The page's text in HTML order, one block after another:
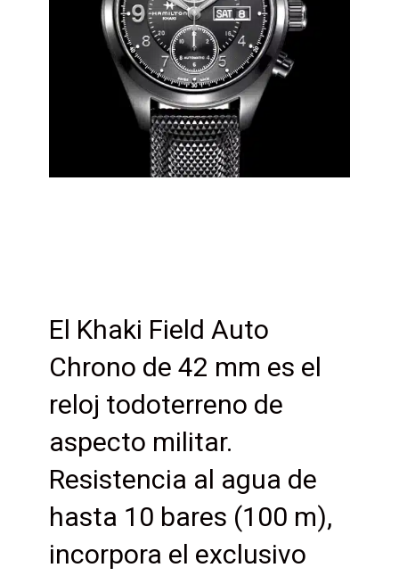
El Khaki Field Auto
Chrono de 42 mm es el
reloj todoterreno de
aspecto militar.
Resistencia al agua de
hasta 10 bares (100 m),
incorpora el exclusivo